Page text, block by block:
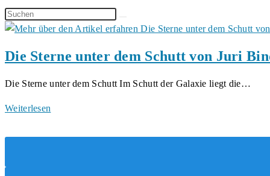
Diese
Website
Die Sterne unter dem Schutt von Juri
Die Sterne unter dem Schutt Im Schutt der Galaxie liegt die…
Weiterlesen
unter